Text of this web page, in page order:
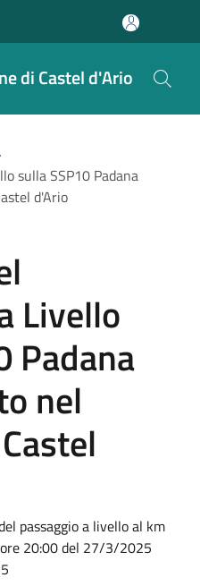
di Castel d'Ario
sulla SSP10 Padana
d'Ario
Livello
Padana
nel
passaggio a livello al km
20:00 del 27/3/2025